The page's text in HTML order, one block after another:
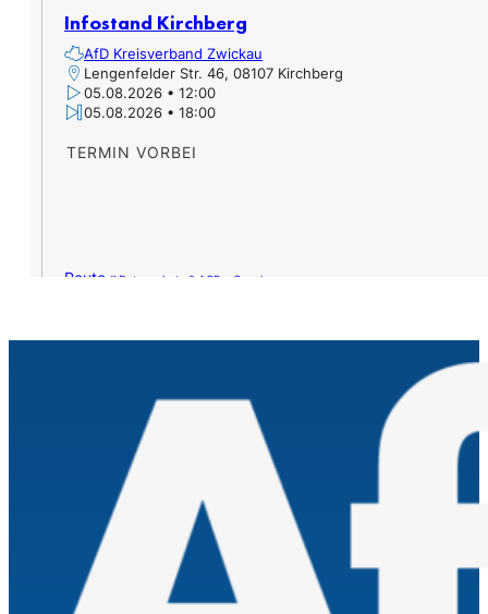
Infostand Kirchberg
AfD Kreisverband Zwickau
Lengenfelder Str. 46, 08107 Kirchberg
05.08.2026 • 12:00
05.08.2026 • 18:00
TERMIN VORBEI
Route »Datenschutz & AGB – Google